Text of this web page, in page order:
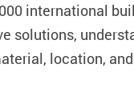
international
solutions,
location,